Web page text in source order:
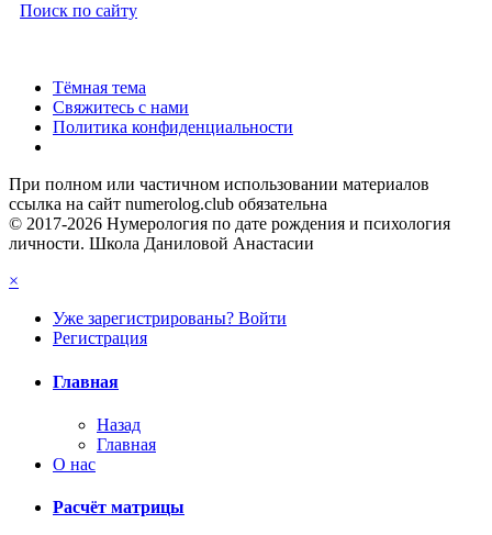
Поиск по сайту
Тёмная тема
Свяжитесь с нами
Политика конфиденциальности
При полном или частичном использовании материалов
ссылка на сайт numerolog.club обязательна
© 2017-2026 Нумерология по дате рождения и психология
личности. Школа Даниловой Анастасии
×
Уже зарегистрированы? Войти
Регистрация
Главная
Назад
Главная
О нас
Расчёт матрицы